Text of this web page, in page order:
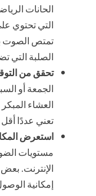
الحانات
التي تحتوي
تمتص الصوت
الصلبة التي
تحقق من
الجمعة أو
العشاء
تعني عددًا
استعرض
مستويات
الإنترنت.
إمكانية